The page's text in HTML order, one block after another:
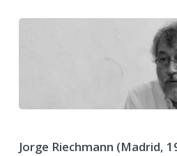
Jorge Riechmann (Madrid,